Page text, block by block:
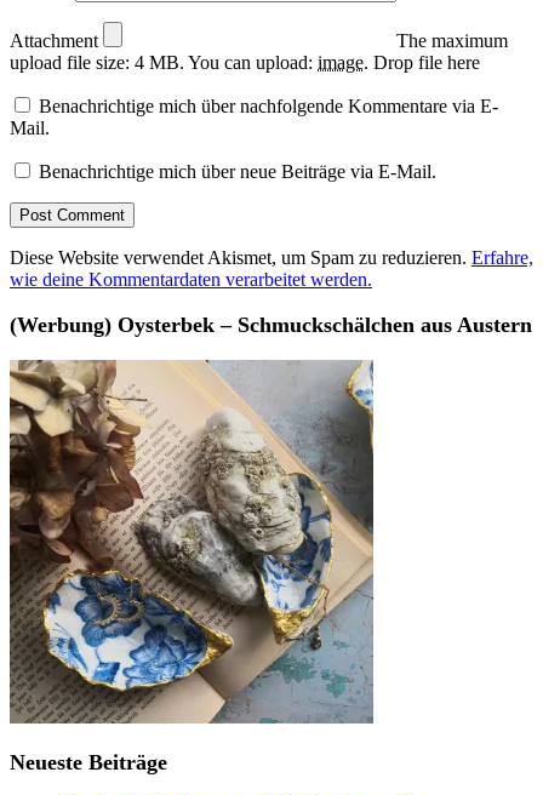
Attachment
The maximum
upload file size: 4 MB. You can upload: image. Drop file here
Benachrichtige mich über nachfolgende Kommentare via E-
Mail.
Benachrichtige mich über neue Beiträge via E-Mail.
Diese Website verwendet Akismet, um Spam zu reduzieren. Erfahre,
wie deine Kommentardaten verarbeitet werden.
(Werbung) Oysterbek – Schmuckschälchen aus Austern
Neueste Beiträge